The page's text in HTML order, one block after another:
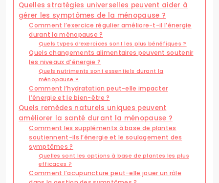
Quelles stratégies universelles peuvent aider à
gérer les symptômes de la ménopause ?
Comment l’exercice régulier améliore-t-il l’énergie
durant la ménopause ?
Quels types d’exercices sont les plus bénéfiques ?
Quels changements alimentaires peuvent soutenir
les niveaux d’énergie ?
Quels nutriments sont essentiels durant la
ménopause ?
Comment l’hydratation peut-elle impacter
l’énergie et le bien-être ?
Quels remèdes naturels uniques peuvent
améliorer la santé durant la ménopause ?
Comment les suppléments à base de plantes
soutiennent-ils l’énergie et le soulagement des
symptômes ?
Quelles sont les options à base de plantes les plus
efficaces ?
Comment l’acupuncture peut-elle jouer un rôle